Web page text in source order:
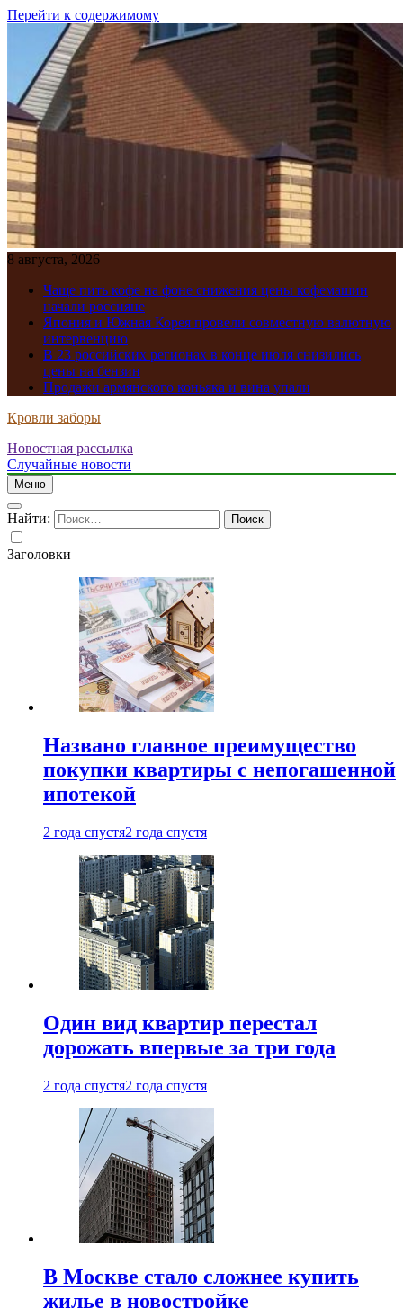
Перейти к содержимому
8 августа, 2026
Чаще пить кофе на фоне снижения цены кофемашин
начали россияне
Япония и Южная Корея провели совместную валютную
интервенцию
В 23 российских регионах в конце июля снизились
цены на бензин
Продажи армянского коньяка и вина упали
Кровли заборы
Новостная рассылка
Случайные новости
Меню
Найти:
Заголовки
Названо главное преимущество
покупки квартиры с непогашенной
ипотекой
2 года спустя2 года спустя
Один вид квартир перестал
дорожать впервые за три года
2 года спустя2 года спустя
В Москве стало сложнее купить
жилье в новостройке